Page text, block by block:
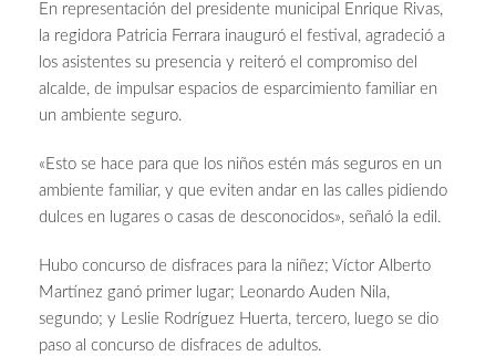
En representación del presidente municipal Enrique Rivas,
la regidora Patricia Ferrara inauguró el festival, agradeció a
los asistentes su presencia y reiteró el compromiso del
alcalde, de impulsar espacios de esparcimiento familiar en
un ambiente seguro.
«Esto se hace para que los niños estén más seguros en un
ambiente familiar, y que eviten andar en las calles pidiendo
dulces en lugares o casas de desconocidos», señaló la edil.
Hubo concurso de disfraces para la niñez; Víctor Alberto
Martínez ganó primer lugar; Leonardo Auden Nila,
segundo; y Leslie Rodríguez Huerta, tercero, luego se dio
paso al concurso de disfraces de adultos.